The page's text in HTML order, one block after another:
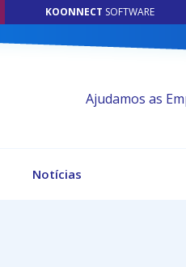
KOONNECT SOFTWARE
Ajudamos as
Notícias